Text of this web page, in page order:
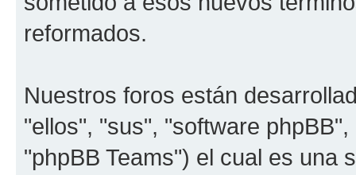
reformados.
Nuestros foros están
"ellos", "sus", "software
"phpBB Teams") el cual es una